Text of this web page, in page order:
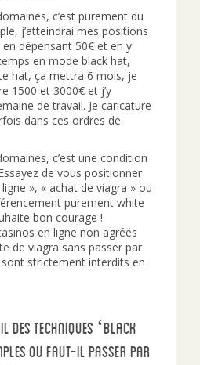
c’est purement du
j’atteindrai mes positions
dépensant 50€ et en y
en mode black hat,
hat, ça mettra 6 mois, je
1500 et 3000€ et j’y
de travail. Je caricature
dans ces ordres de
c’est une condition
de vous positionner
», « achat de viagra » ou
purement white
bon courage !
en ligne non agréés
de viagra sans passer par
strictement interdits en
des techniques ‘black
ou faut-il passer par